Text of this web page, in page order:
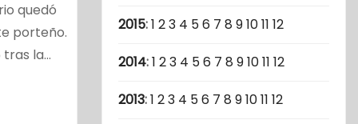
quedó
porteño.
tras la…
2015:1 23 4 56 7 8 91011 12
2014:1 23 4 56 7 8 91011 12
2013:1 23 4 56 7 8 91011 12